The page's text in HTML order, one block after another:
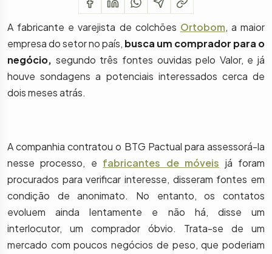
A fabricante e varejista de colchões Ortobom, a maior
empresa do setor no país, busca um comprador para o
negócio, segundo três fontes ouvidas pelo Valor, e já
houve sondagens a potenciais interessados cerca de
dois meses atrás.
A companhia contratou o BTG Pactual para assessorá-la
nesse processo, e fabricantes de móveis já foram
procurados para verificar interesse, disseram fontes em
condição de anonimato. No entanto, os contatos
evoluem ainda lentamente e não há, disse um
interlocutor, um comprador óbvio. Trata-se de um
mercado com poucos negócios de peso, que poderiam